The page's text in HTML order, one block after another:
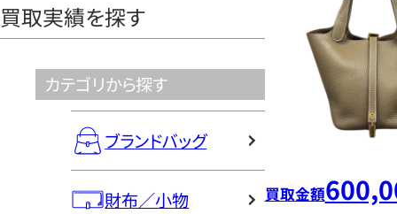
買取実績を探す
カテゴリから探す
ブランドバッグ
財布／小物 買取金額